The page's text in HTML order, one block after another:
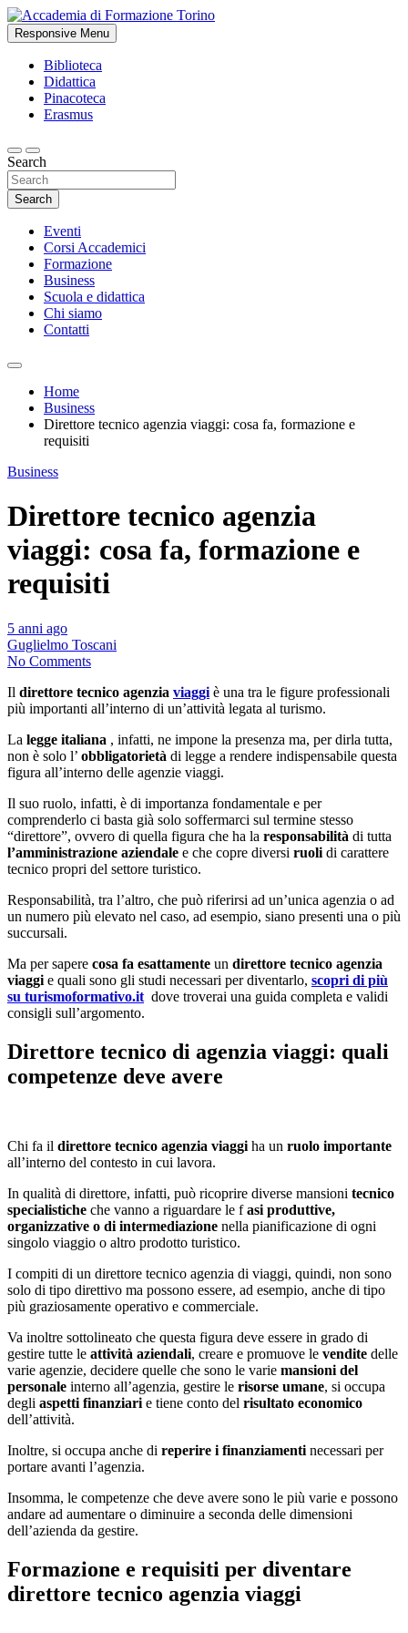
Skip
to
content
Studi accademici e corsi di formazione
Responsive Menu
Biblioteca
Didattica
Pinacoteca
Erasmus
Search
Search
Eventi
Corsi Accademici
Formazione
Business
Scuola e didattica
Chi siamo
Contatti
Home
Business
Direttore tecnico agenzia viaggi: cosa fa, formazione e
requisiti
Business
Direttore tecnico agenzia
viaggi: cosa fa, formazione e
requisiti
5 anni ago
Guglielmo Toscani
No Comments
Il direttore tecnico agenzia viaggi è una tra le figure professionali
più importanti all’interno di un’attività legata al turismo.
La legge italiana , infatti, ne impone la presenza ma, per dirla tutta,
non è solo l’ obbligatorietà di legge a rendere indispensabile questa
figura all’interno delle agenzie viaggi.
Il suo ruolo, infatti, è di importanza fondamentale e per
comprenderlo ci basta già solo soffermarci sul termine stesso
“direttore”, ovvero di quella figura che ha la responsabilità di tutta
l’amministrazione aziendale e che copre diversi ruoli di carattere
tecnico propri del settore turistico.
Responsabilità, tra l’altro, che può riferirsi ad un’unica agenzia o ad
un numero più elevato nel caso, ad esempio, siano presenti una o più
succursali.
Ma per sapere cosa fa esattamente un direttore tecnico agenzia
viaggi e quali sono gli studi necessari per diventarlo, scopri di più
su turismoformativo.it dove troverai una guida completa e validi
consigli sull’argomento.
Direttore tecnico di agenzia viaggi: quali
competenze deve avere
Chi fa il direttore tecnico agenzia viaggi ha un ruolo importante
all’interno del contesto in cui lavora.
In qualità di direttore, infatti, può ricoprire diverse mansioni tecnico
specialistiche che vanno a riguardare le fasi produttive,
organizzative o di intermediazione nella pianificazione di ogni
singolo viaggio o altro prodotto turistico.
I compiti di un direttore tecnico agenzia di viaggi, quindi, non sono
solo di tipo direttivo ma possono essere, ad esempio, anche di tipo
più graziosamente operativo e commerciale.
Va inoltre sottolineato che questa figura deve essere in grado di
gestire tutte le attività aziendali, creare e promuove le vendite delle
varie agenzie, decidere quelle che sono le varie mansioni del
personale interno all’agenzia, gestire le risorse umane, si occupa
degli aspetti finanziari e tiene conto del risultato economico
dell’attività.
Inoltre, si occupa anche di reperire i finanziamenti necessari per
portare avanti l’agenzia.
Insomma, le competenze che deve avere sono le più varie e possono
andare ad aumentare o diminuire a seconda delle dimensioni
dell’azienda da gestire.
Formazione e requisiti per diventare
direttore tecnico agenzia viaggi